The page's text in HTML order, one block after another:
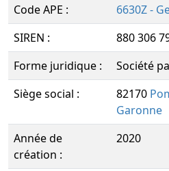
Code APE :
6630Z -
SIREN :
880 306
Forme juridique :
Société
Siège social :
82170
Garonne
Année de
création :
2020